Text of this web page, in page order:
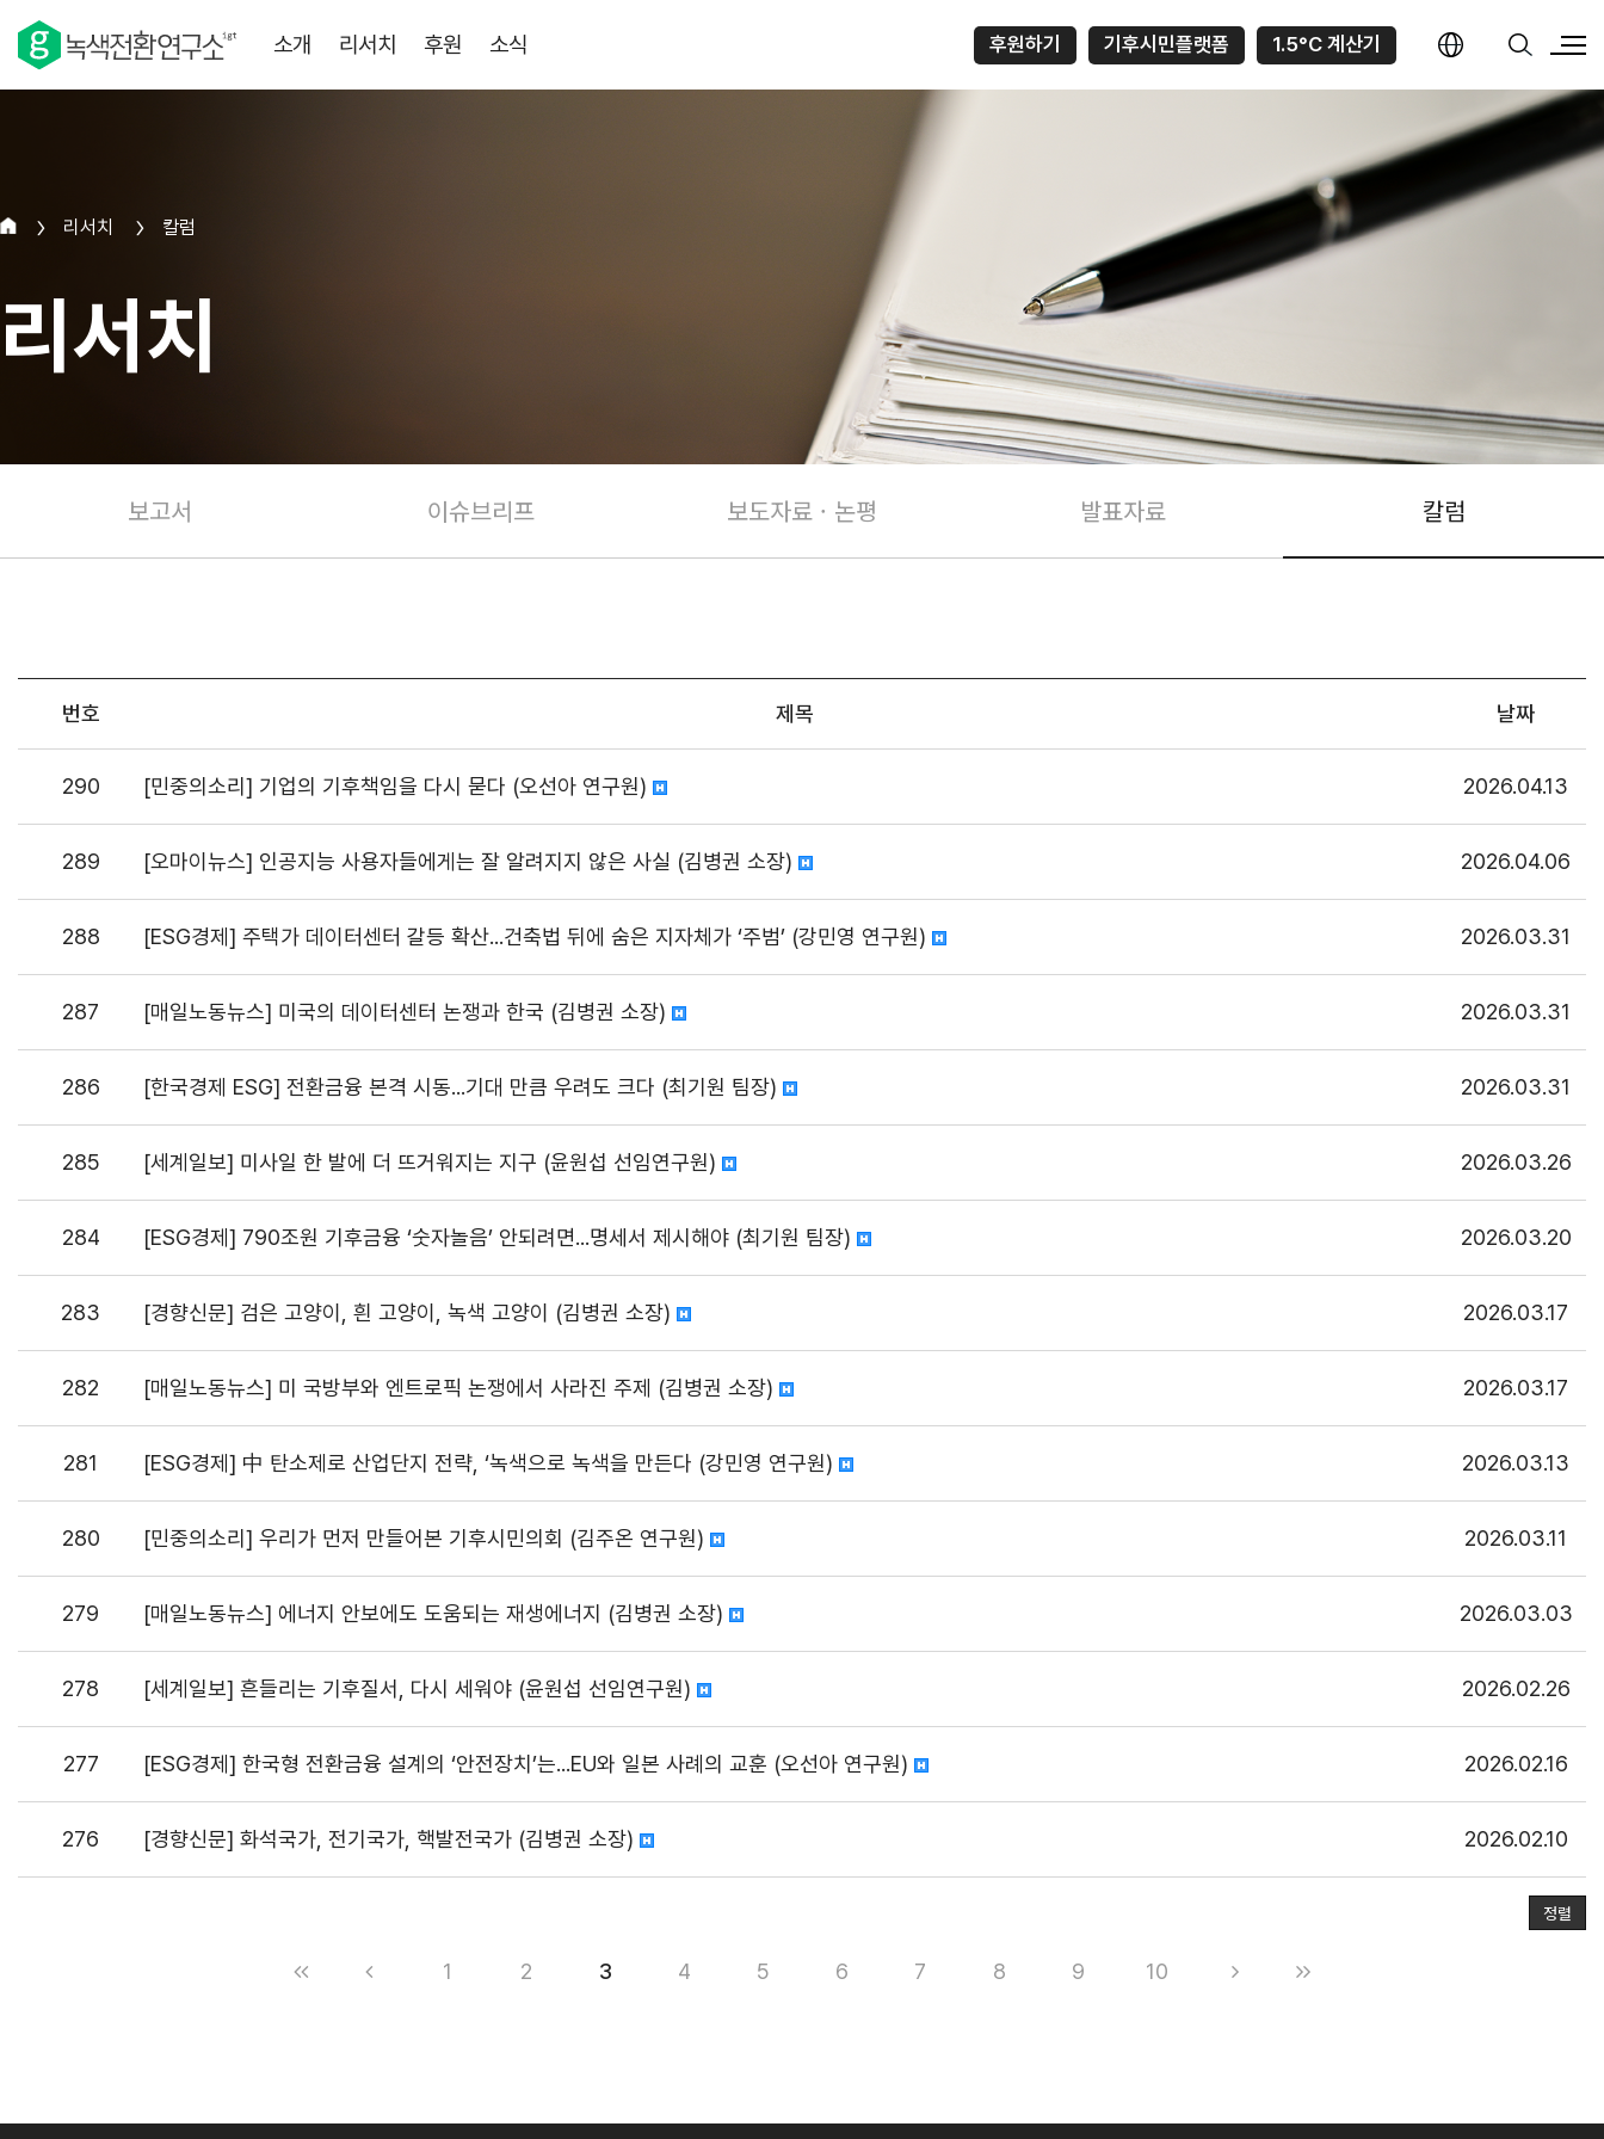
소개 리서치 후원 소식 후원하기 기후시민플랫폼 1.5°C 계산기
> 리서치 > 칼럼
리서치
보고서 이슈브리프 보도자료 · 논평 발표자료 칼럼
번호 제목 날짜
290 [민중의소리] 기업의 기후책임을 다시 묻다 (오선아 연구원) 2026.04.13
289 [오마이뉴스] 인공지능 사용자들에게는 잘 알려지지 않은 사실 (김병권 소장) 2026.04.06
288 [ESG경제] 주택가 데이터센터 갈등 확산...건축법 뒤에 숨은 지자체가 ‘주범’ (강민영 연구원) 2026.03.31
287 [매일노동뉴스] 미국의 데이터센터 논쟁과 한국 (김병권 소장) 2026.03.31
286 [한국경제 ESG] 전환금융 본격 시동...기대 만큼 우려도 크다 (최기원 팀장) 2026.03.31
285 [세계일보] 미사일 한 발에 더 뜨거워지는 지구 (윤원섭 선임연구원) 2026.03.26
284 [ESG경제] 790조원 기후금융 ‘숫자놀음’ 안되려면...명세서 제시해야 (최기원 팀장) 2026.03.20
283 [경향신문] 검은 고양이, 흰 고양이, 녹색 고양이 (김병권 소장) 2026.03.17
282 [매일노동뉴스] 미 국방부와 엔트로픽 논쟁에서 사라진 주제 (김병권 소장) 2026.03.17
281 [ESG경제] 中 탄소제로 산업단지 전략, ‘녹색으로 녹색을 만든다 (강민영 연구원) 2026.03.13
280 [민중의소리] 우리가 먼저 만들어본 기후시민의회 (김주온 연구원) 2026.03.11
279 [매일노동뉴스] 에너지 안보에도 도움되는 재생에너지 (김병권 소장) 2026.03.03
278 [세계일보] 흔들리는 기후질서, 다시 세워야 (윤원섭 선임연구원) 2026.02.26
277 [ESG경제] 한국형 전환금융 설계의 ‘안전장치’는...EU와 일본 사례의 교훈 (오선아 연구원) 2026.02.16
276 [경향신문] 화석국가, 전기국가, 핵발전국가 (김병권 소장) 2026.02.10
정렬
1 2 3 4 5 6 7 8 9 10